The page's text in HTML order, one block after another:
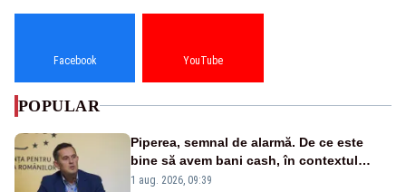
Facebook YouTube
POPULAR
Piperea, semnal de alarmă. De ce este
bine să avem bani cash, în contextul
alertei energetice?
1 aug. 2026, 09:39